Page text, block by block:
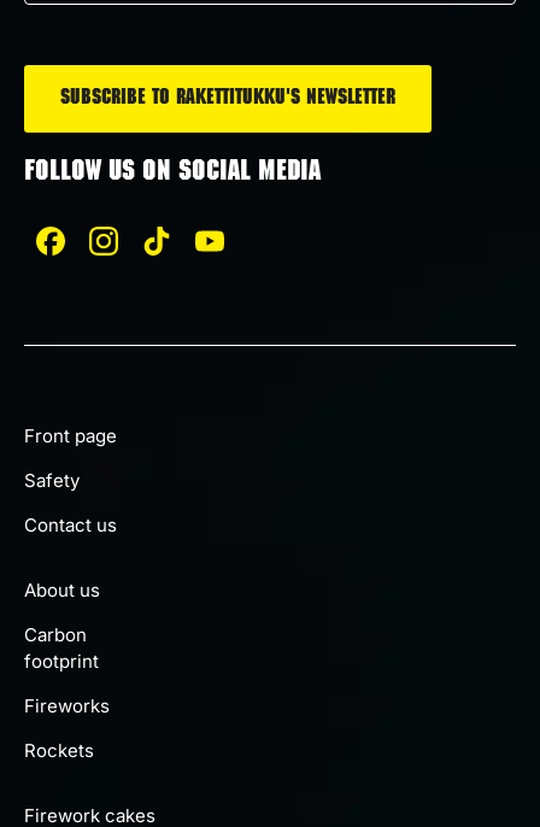
FOLLOW US ON SOCIAL MEDIA
Front page
Safety
Contact us
About us
Carbon
footprint
Fireworks
Rockets
Firework cakes